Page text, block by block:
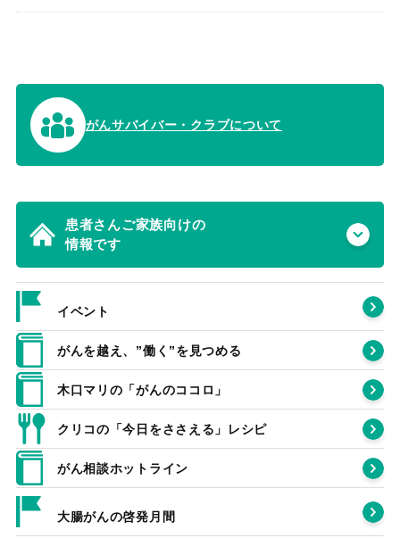
がんサバイバー・クラブについて
患者さんご家族向けの
情報です
イベント
がんを越え、”働く”を見つめる
木口マリの「がんのココロ」
クリコの「今日をささえる」レシピ
がん相談ホットライン
大腸がんの啓発月間